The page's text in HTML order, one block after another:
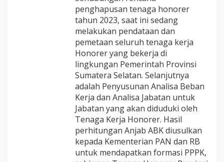
penghapusan tenaga honorer
tahun 2023, saat ini sedang
melakukan pendataan dan
pemetaan seluruh tenaga kerja
Honorer yang bekerja di
lingkungan Pemerintah Provinsi
Sumatera Selatan. Selanjutnya
adalah Penyusunan Analisa Beban
Kerja dan Analisa Jabatan untuk
Jabatan yang akan diduduki oleh
Tenaga Kerja Honorer. Hasil
perhitungan Anjab ABK diusulkan
kepada Kementerian PAN dan RB
untuk mendapatkan formasi PPPK,